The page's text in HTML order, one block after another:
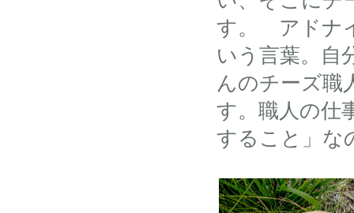
す。 アドナ
いう言葉。自
んのチーズ職
す。職人の仕
すること」な